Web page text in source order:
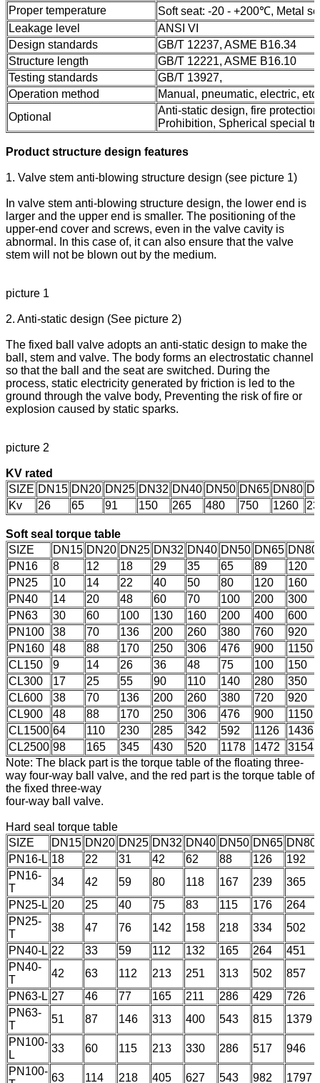
Proper temperature
Soft seat: -20 - +200℃, Metal
Leakage level
ANSI VI
Design standards
GB/T 12237, ASME B16.34
Structure length
GB/T 12221, ASME B16.10
Testing standards
GB/T 13927,
Operation method
Manual, pneumatic, electric, etc.
Optional
Anti-static design, fire
Prohibition, Spherical special
Product structure design features
1. Valve stem anti-blowing structure design (see picture 1)
In valve stem anti-blowing structure design, the lower end is
larger and the upper end is smaller. The positioning of the
upper-end cover and screws, even in the valve cavity is
abnormal. In this case of, it can also ensure that the valve
stem will not be blown out by the medium.
picture 1
2. Anti-static design (See picture 2)
The fixed ball valve adopts an anti-static design to make the
ball, stem and valve. The body forms an electrostatic channel
so that the ball and the seat are switched. During the
process, static electricity generated by friction is led to the
ground through the valve body, Preventing the risk of fire or
explosion caused by static sparks.
picture 2
KV rated
SIZE DN15 DN20 DN25 DN32 DN40 DN50 DN65 DN80
Kv
26 65 91 150 265 480 750 1260
Soft seal torque table
SIZE
DN15 DN20 DN25 DN32 DN40 DN50 DN65 DN80
PN16
8 12 18 29 35 65 89
120
PN25
10 14 22 40 50 80 120
160
PN40
14 20 48 60 70 100 200
300
PN63
30 60 100 130 160 200 400
600
PN100
38 70 136 200 260 380 760
920
PN160
48 88 170 250 306 476 900
1150
CL150
9 14 26 36 48 75 100
150
CL300
17 25 55 90 110 140 280
350
CL600
38 70 136 200 260 380 720
920
CL900
48 88 170 250 306 476 900
1150
CL1500 64 110 230 285 342 592 1126
1436
CL2500 98 165 345 430 520 1178 1472
3154
Note: The black part is the torque table of the floating three-
way four-way ball valve, and the red part is the torque table of
the fixed three-way
four-way ball valve.
Hard seal torque table
SIZE
DN15 DN20 DN25 DN32 DN40 DN50 DN65 DN80
PN16-L 18 22 31 42 62 88 126
192
PN16-
T
34 42 59 80 118 167 239
365
PN25-L 20 25 40 75 83 115 176
264
PN25-
T
38 47 76 142 158 218 334
502
PN40-L 22 33 59 112 132 165 264
451
PN40-
T
42 63 112 213 251 313 502
857
PN63-L 27 46 77 165 211 286 429
726
PN63-
T
51 87 146 313 400 543 815
1379
PN100-
L
33 60 115 213 330 286 517
946
PN100-
63 114 218 405 627 543 982 1797